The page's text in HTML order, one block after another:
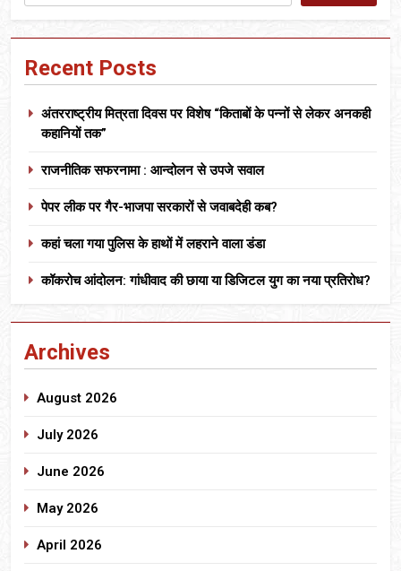
Recent Posts
अंतरराष्ट्रीय मित्रता दिवस पर विशेष “किताबों के पन्नों से लेकर अनकही
कहानियों तक”
राजनीतिक सफरनामा : आन्दोलन से उपजे सवाल
पेपर लीक पर गैर-भाजपा सरकारों से जवाबदेही कब?
कहां चला गया पुलिस के हाथों में लहराने वाला डंडा
कॉकरोच आंदोलन: गांधीवाद की छाया या डिजिटल युग का नया प्रतिरोध?
Archives
August 2026
July 2026
June 2026
May 2026
April 2026